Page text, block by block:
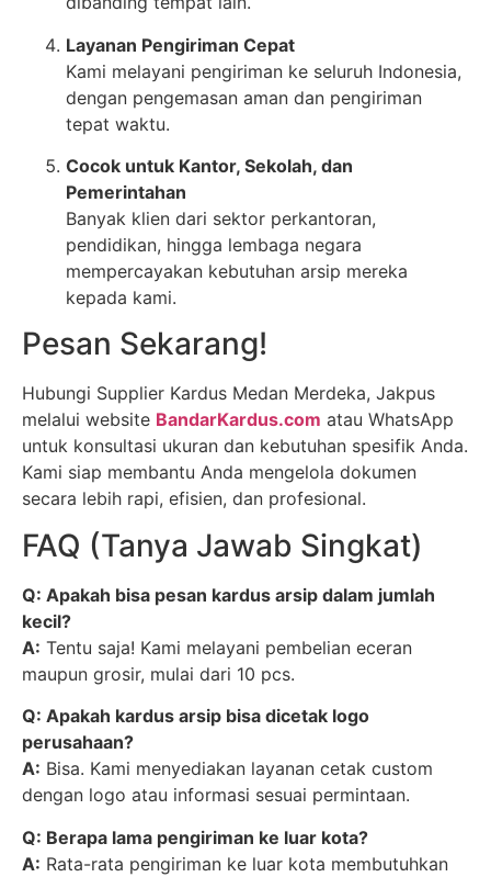
Layanan Pengiriman Cepat
Kami melayani pengiriman ke seluruh Indonesia,
dengan pengemasan aman dan pengiriman
tepat waktu.
Cocok untuk Kantor, Sekolah, dan
Pemerintahan
Banyak klien dari sektor perkantoran,
pendidikan, hingga lembaga negara
mempercayakan kebutuhan arsip mereka
kepada kami.
Pesan Sekarang!
Hubungi Supplier Kardus Medan Merdeka, Jakpus
melalui website BandarKardus.com atau WhatsApp
untuk konsultasi ukuran dan kebutuhan spesifik Anda.
Kami siap membantu Anda mengelola dokumen
secara lebih rapi, efisien, dan profesional.
FAQ (Tanya Jawab Singkat)
Q: Apakah bisa pesan kardus arsip dalam jumlah
kecil?
A: Tentu saja! Kami melayani pembelian eceran
maupun grosir, mulai dari 10 pcs.
Q: Apakah kardus arsip bisa dicetak logo
perusahaan?
A: Bisa. Kami menyediakan layanan cetak custom
dengan logo atau informasi sesuai permintaan.
Q: Berapa lama pengiriman ke luar kota?
A: Rata-rata pengiriman ke luar kota membutuhkan